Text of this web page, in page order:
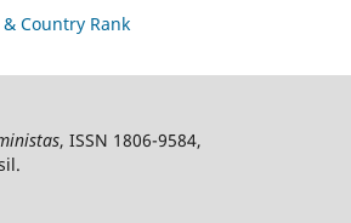
, ISSN 1806-9584,